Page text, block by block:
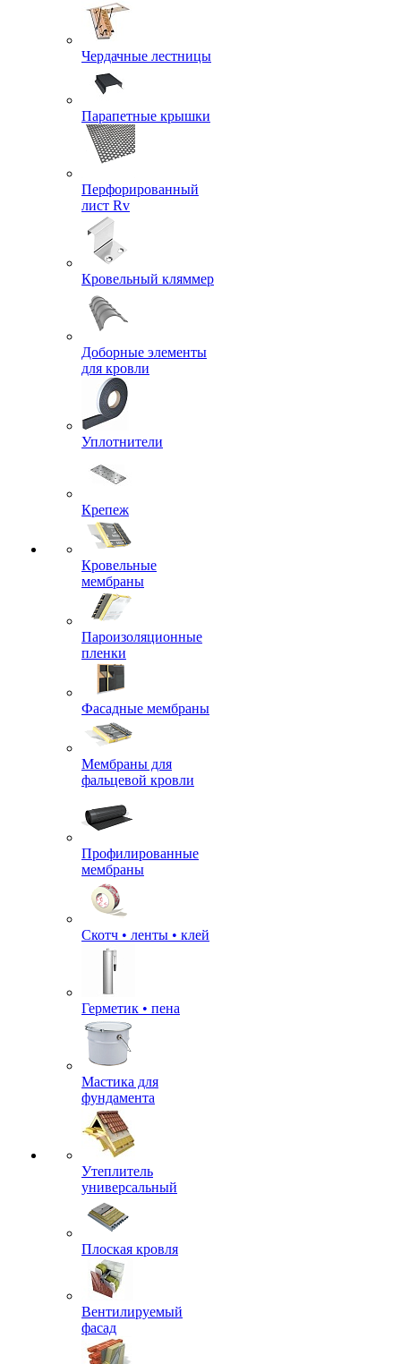
Чердачные лестницы
Парапетные крышки
Перфорированный
лист Rv
Кровельный кляммер
Доборные элементы
для кровли
Уплотнители
Крепеж
Кровельные
мембраны
Пароизоляционные
пленки
Фасадные мембраны
Мембраны для
фальцевой кровли
Профилированные
мембраны
Скотч • ленты • клей
Герметик • пена
Мастика для
фундамента
Утеплитель
универсальный
Плоская кровля
Вентилируемый
фасад